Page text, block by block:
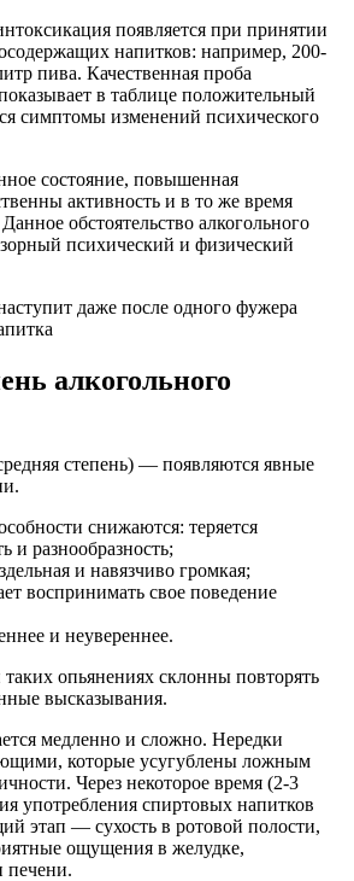
появляется при принятии
напитков: например, 200-
пива. Качественная проба
в таблице положительный
симптомы изменений психического
состояние, повышенная
активность и в то же время
обстоятельство алкогольного
психический и физический
алкогольного
степень) — появляются явные
снижаются: теряется
и разнообразность;
и навязчиво громкая;
воспринимать свое поведение
и неувереннее.
опьянениях склонны повторять
высказывания.
медленно и сложно. Нередки
которые усугублены ложным
Через некоторое время (2-3
употребления спиртовых напитков
этап — сухость в ротовой полости,
ощущения в желудке,
печени.